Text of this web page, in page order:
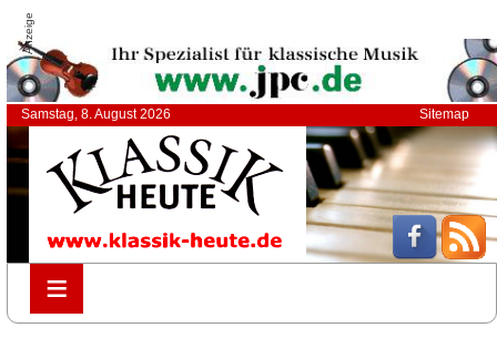
Anzeige
Samstag, 8. August 2026 Sitemap
≡
≡